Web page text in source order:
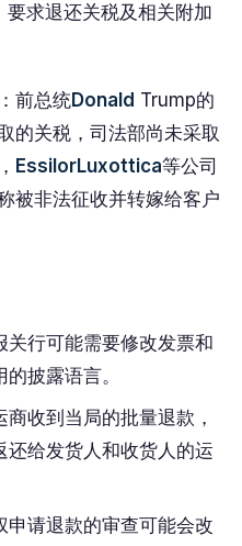
求退还关税及相关附加
前总统Donald Trump的
的关税，司法部尚未采取
EssilorLuxottica等公司
被非法征收并转嫁给客户
关行可能需要修改发票和
披露语言。
收到当局的批量退款，
还给发货人和收货人的运
申请退款的审查可能会改